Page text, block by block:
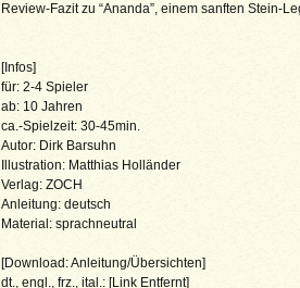
Review-Fazit zu “Ananda”, einem sanften Stein-
[Infos]
für: 2-4 Spieler
ab: 10 Jahren
ca.-Spielzeit: 30-45min.
Autor: Dirk Barsuhn
Illustration: Matthias Holländer
Verlag: ZOCH
Anleitung: deutsch
Material: sprachneutral
[Download: Anleitung/Übersichten]
dt., engl., frz., ital.: [Link Entfernt]